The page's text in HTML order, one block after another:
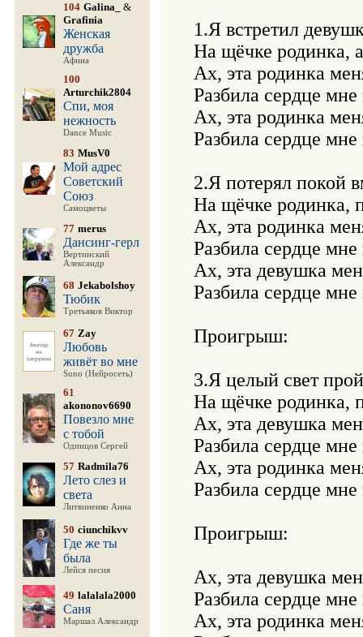
104 Galina_
&
Grafinia
Женская
дружба
Афина
100
Arturchik2804
Спи, моя
нежность
Dance Music
83 MusV0
Мой адрес
Советский
Союз
Самоцветы
77 merus
Дансинг-герл
Вертинский
Александр
68 Jekabolshoy
Тюбик
Третьяков Виктор
67 Zay
Любовь
живёт во мне
Suno (Нейросеть)
61
akononov6690
Повезло мне
с тобой
Одинцов Сергей
57 Radmila76
Лето слез и
света
Литвиненко Анна
50 ciunchikvv
Где же ты
была
Лейся песня
49 lalalala2000
Саня
Маршал Александр
1.Я встретил
На щёчке родинка,
Ах, эта родинка
Разбила сердце мне
Ах, эта родинка
Разбила сердце мне
2.Я потерял покой
На щёчке родинка,
Ах, эта родинка
Разбила сердце мне
Ах, эта девушка
Разбила сердце мне
Проигрыш:
3.Я целый свет
На щёчке родинка,
Ах, эта девушка
Разбила сердце мне
Ах, эта родинка
Разбила сердце мне
Проигрыш:
Ах, эта девушка
Разбила сердце мне
Ах, эта родинка